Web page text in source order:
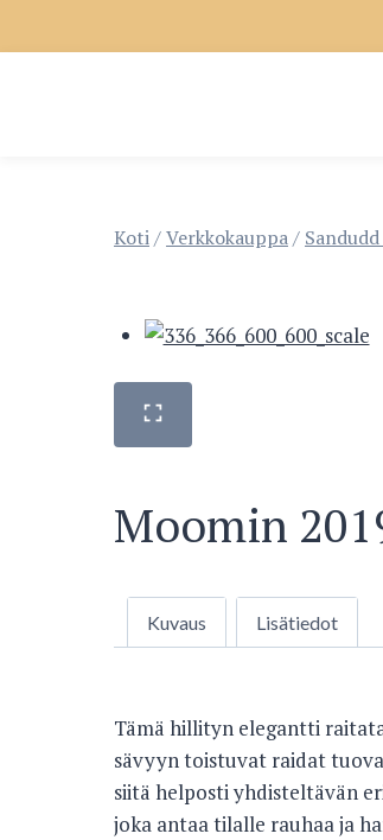
sisältöön
Koti/Verkkokauppa/
Moomin
Kuvaus Lisätiedot
Tämä hillityn elegantti
sävyyn toistuvat raidat
siitä helposti yhdisteltävän
joka antaa tilalle rauhaa ja